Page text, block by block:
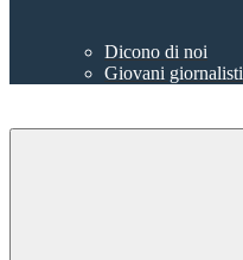
Dicono di noi
Giovani giornalisti